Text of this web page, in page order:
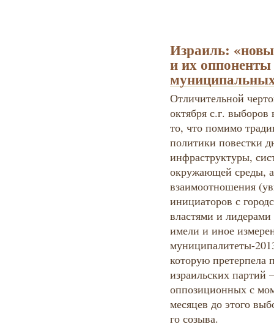
Израиль:
и их
Отличительной
октября с.г.
то, что помимо
политики повестки
инфраструктуры,
окружающей среды,
взаимоотношения
инициаторов с
властями и
имели и иное
муниципалитеты-
которую претерпела
израильских партий
оппозиционных с
месяцев до этого
го созыва.